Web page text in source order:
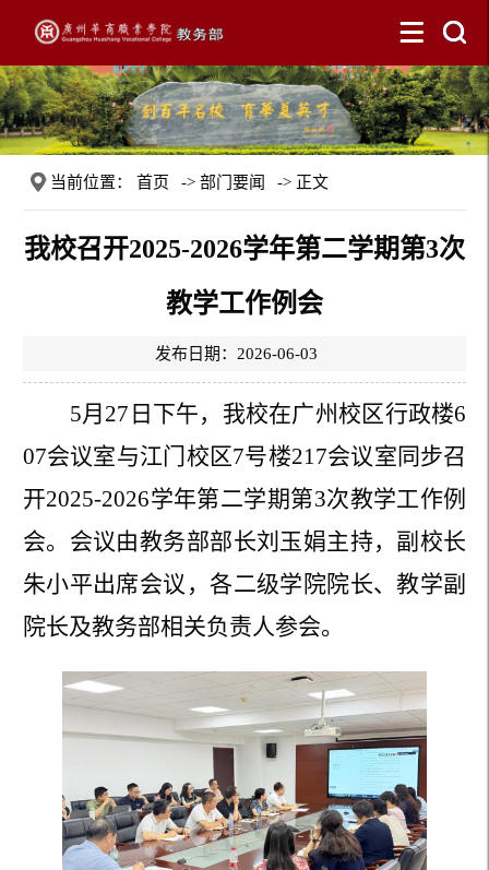
当前位置： 首页 -> 部门要闻 -> 正文
我校召开2025-2026学年第二学期第3次
教学工作例会
发布日期：2026-06-03
5月27日下午，我校在广州校区行政楼6
07会议室与江门校区7号楼217会议室同步召
开2025-2026学年第二学期第3次教学工作例
会。 会议由教务部部长刘玉娟主持， 副校长
朱小平出席会议，各二级学院院长、教学副
院长及教务部相关负责人参会。